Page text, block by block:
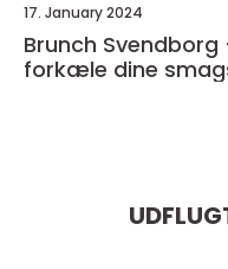
17. January 2024
Brunch
forkæle dine